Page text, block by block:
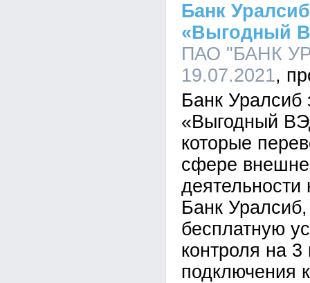
Банк
«Выгодный
ПАО "БАНК
19.07.2021
Банк Уралсиб
«Выгодный
которые
сфере
Банк
бесплатную
контроля на
подключения